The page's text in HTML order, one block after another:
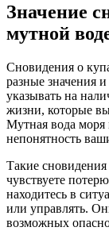
Значение
мутной
Сновидения о
разные значения
указывать на
жизни, которые
Мутная вода моря
непонятность
Такие
чувствуете
находитесь в
или управлять.
возможных